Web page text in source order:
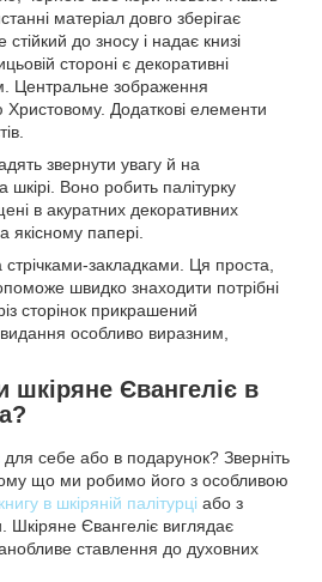
матеріал довго зберігає
до зносу і надає книзі
стороні є декоративні
Центральне зображення
Христовому. Додаткові елементи
звернути увагу й на
Воно робить палітурку
в акуратних декоративних
якісному папері.
закладками. Ця проста,
швидко знаходити потрібні
сторінок прикрашений
особливо виразним,
шкіряне Євангеліє в
для себе або в подарунок? Зверніть
що ми робимо його з особливою
в шкіряній палітурці або з
Євангеліє виглядає
ставлення до духовних